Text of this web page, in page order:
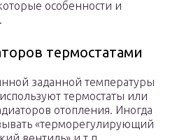
особенности и
термостатами
заданной температуры
термостаты или
отопления. Иногда
«терморегулирующий